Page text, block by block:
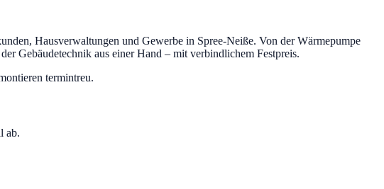
Hausverwaltungen und Gewerbe in Spree-Neiße. Von der Wärmepumpe
Gebäudetechnik aus einer Hand – mit verbindlichem Festpreis.
termintreu.
ab.